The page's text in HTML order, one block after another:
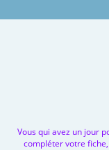
Vous qui avez un jour
compléter votre